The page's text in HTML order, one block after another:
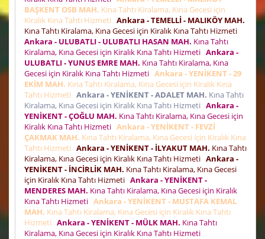
BAŞKENT OSB MAH. Kına Tahtı Kiralama, Kına Gecesi için
Kiralık Kına Tahtı Hizmeti Ankara - TEMELLİ - MALIKÖY MAH.
Kına Tahtı Kiralama, Kına Gecesi için Kiralık Kına Tahtı Hizmeti
Ankara - ULUBATLI - ULUBATLI HASAN MAH. Kına Tahtı
Kiralama, Kına Gecesi için Kiralık Kına Tahtı Hizmeti Ankara -
ULUBATLI - YUNUS EMRE MAH. Kına Tahtı Kiralama, Kına
Gecesi için Kiralık Kına Tahtı Hizmeti Ankara - YENİKENT - 29
EKİM MAH. Kına Tahtı Kiralama, Kına Gecesi için Kiralık Kına
Tahtı Hizmeti Ankara - YENİKENT - ADALET MAH. Kına Tahtı
Kiralama, Kına Gecesi için Kiralık Kına Tahtı Hizmeti Ankara -
YENİKENT - ÇOĞLU MAH. Kına Tahtı Kiralama, Kına Gecesi için
Kiralık Kına Tahtı Hizmeti Ankara - YENİKENT - FEVZİ
ÇAKMAK MAH. Kına Tahtı Kiralama, Kına Gecesi için Kiralık Kına
Tahtı Hizmeti Ankara - YENİKENT - İLYAKUT MAH. Kına Tahtı
Kiralama, Kına Gecesi için Kiralık Kına Tahtı Hizmeti Ankara -
YENİKENT - İNCİRLİK MAH. Kına Tahtı Kiralama, Kına Gecesi
için Kiralık Kına Tahtı Hizmeti Ankara - YENİKENT -
MENDERES MAH. Kına Tahtı Kiralama, Kına Gecesi için Kiralık
Kına Tahtı Hizmeti Ankara - YENİKENT - MUSTAFA KEMAL
MAH. Kına Tahtı Kiralama, Kına Gecesi için Kiralık Kına Tahtı
Hizmeti Ankara - YENİKENT - MÜLK MAH. Kına Tahtı
Kiralama, Kına Gecesi için Kiralık Kına Tahtı Hizmeti